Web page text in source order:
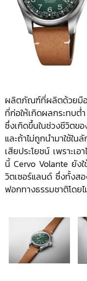
ผลิตภัณฑ์ที่ผลิตด้วยมื
ที่ก่อให้เกิดผลกระทบต่
ซึ่งเกิดขึ้นในช่วงชีวิตข
และถ้าไม่ถูกนำมาใช้ใ
เสียประโยชน์ เพราะเ
นี้ Cervo Volante ยัง
วิตเซอร์แลนด์ ซึ่งทั้งส
ฟอกทางธรรมชาติโดย